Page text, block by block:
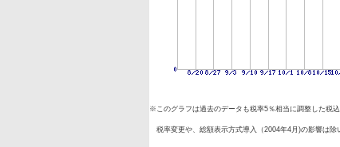
※このグラフは過去のデータも税率5％相当に調整した税込
税率変更や、総額表示方式導入（2004年4月)の影響は除